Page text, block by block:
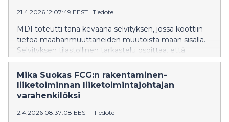
21.4.2026 12:07:49 EEST | Tiedote
MDI toteutti tänä keväänä selvityksen, jossa koottiin
tietoa maahanmuuttaneiden muutoista maan sisällä.
Selvityksen tilastollinen tarkastelu osoittaa, että
Uusimaa on muuttokohteena maahanmuuttajille
keskeinen kaikkialla Suomessa. Kyselyyn vastanneista
selvä enemmistö haluaisi jäädä Suomeen, mutta ilman
pysyvää oleskelulupaa oma asema koetaan
Mika Suokas FCG:n rakentaminen-
liiketoiminnan liiketoimintajohtajan
varahenkilöksi
2.4.2026 08:37:08 EEST | Tiedote